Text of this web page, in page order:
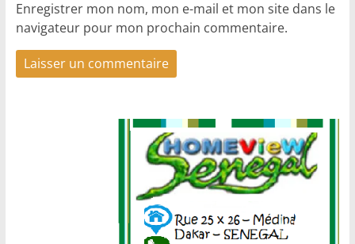
Enregistrer mon nom, mon e-mail et mon site dans le
navigateur pour mon prochain commentaire.